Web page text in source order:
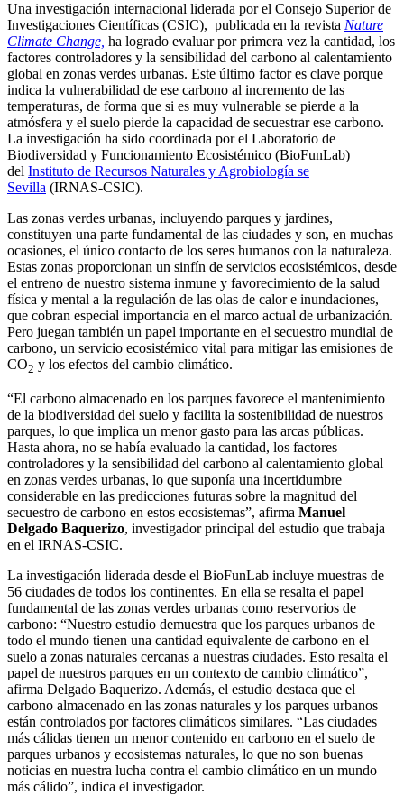
Una investigación internacional liderada por el Consejo Superior de
Investigaciones Científicas (CSIC), publicada en la revista Nature
Climate Change, ha logrado evaluar por primera vez la cantidad, los
factores controladores y la sensibilidad del carbono al calentamiento
global en zonas verdes urbanas. Este último factor es clave porque
indica la vulnerabilidad de ese carbono al incremento de las
temperaturas, de forma que si es muy vulnerable se pierde a la
atmósfera y el suelo pierde la capacidad de secuestrar ese carbono.
La investigación ha sido coordinada por el Laboratorio de
Biodiversidad y Funcionamiento Ecosistémico (BioFunLab)
del Instituto de Recursos Naturales y Agrobiología se
Sevilla (IRNAS-CSIC).
Las zonas verdes urbanas, incluyendo parques y jardines,
constituyen una parte fundamental de las ciudades y son, en muchas
ocasiones, el único contacto de los seres humanos con la naturaleza.
Estas zonas proporcionan un sinfín de servicios ecosistémicos, desde
el entreno de nuestro sistema inmune y favorecimiento de la salud
física y mental a la regulación de las olas de calor e inundaciones,
que cobran especial importancia en el marco actual de urbanización.
Pero juegan también un papel importante en el secuestro mundial de
carbono, un servicio ecosistémico vital para mitigar las emisiones de
CO2 y los efectos del cambio climático.
“El carbono almacenado en los parques favorece el mantenimiento
de la biodiversidad del suelo y facilita la sostenibilidad de nuestros
parques, lo que implica un menor gasto para las arcas públicas.
Hasta ahora, no se había evaluado la cantidad, los factores
controladores y la sensibilidad del carbono al calentamiento global
en zonas verdes urbanas, lo que suponía una incertidumbre
considerable en las predicciones futuras sobre la magnitud del
secuestro de carbono en estos ecosistemas”, afirma Manuel
Delgado Baquerizo, investigador principal del estudio que trabaja
en el IRNAS-CSIC.
La investigación liderada desde el BioFunLab incluye muestras de
56 ciudades de todos los continentes. En ella se resalta el papel
fundamental de las zonas verdes urbanas como reservorios de
carbono: “Nuestro estudio demuestra que los parques urbanos de
todo el mundo tienen una cantidad equivalente de carbono en el
suelo a zonas naturales cercanas a nuestras ciudades. Esto resalta el
papel de nuestros parques en un contexto de cambio climático”,
afirma Delgado Baquerizo. Además, el estudio destaca que el
carbono almacenado en las zonas naturales y los parques urbanos
están controlados por factores climáticos similares. “Las ciudades
más cálidas tienen un menor contenido en carbono en el suelo de
parques urbanos y ecosistemas naturales, lo que no son buenas
noticias en nuestra lucha contra el cambio climático en un mundo
más cálido”, indica el investigador.